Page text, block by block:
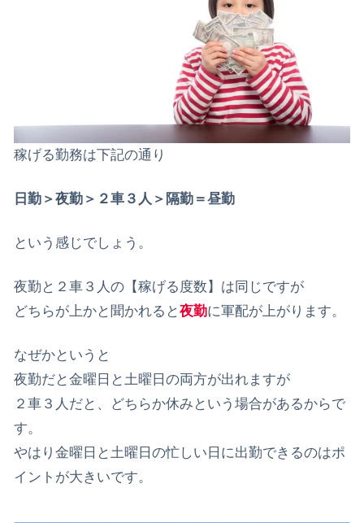
稼げる勤務は下記の通り
日勤＞夜勤＞２車３人＞隔勤＝昼勤
という感じでしょう。
夜勤と２車３人の【稼げる度数】は同じですが
どちらが上かと聞かれると夜勤に軍配が上がります。
なぜかというと
夜勤だと金曜日と土曜日の両方が出れますが
２車３人だと、どちらか休みという場合があるからで
す。
やはり金曜日と土曜日の忙しい日に出勤できるのはポ
イントが大きいです。